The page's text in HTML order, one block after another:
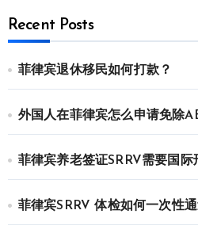
Recent Posts
菲律宾退休移民如何打款？
外国人在菲律宾怎么申请免除
菲律宾养老签证SRRV需要国际
菲律宾SRRV 体检如何一次性